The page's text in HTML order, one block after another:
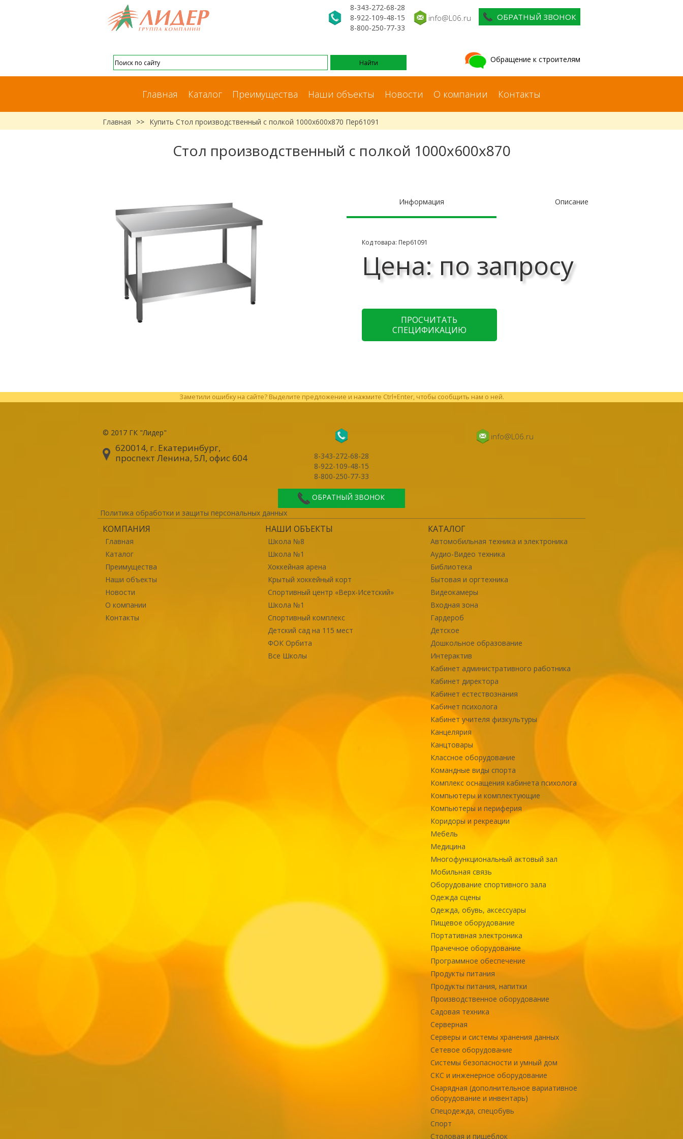
8-343-272-68-28
8-922-109-48-15
8-800-250-77-33
info@L06.ru ОБРАТНЫЙ ЗВОНОК
Обращение к строителям
Главная Каталог Преимущества Наши объекты Новости О компании Контакты
Главная >> Купить Стол производственный с полкой 1000x600x870 Пер61091
Стол производственный с полкой 1000x600x870
Информация Описание
Код товара: Пер61091
Цена: по запросу
ПРОСЧИТАТЬ
СПЕЦИФИКАЦИЮ
Заметили ошибку на сайте? Выделите предложение и нажмите Ctrl+Enter, чтобы сообщить нам о ней.
© 2017 ГК "Лидер"
620014, г. Екатеринбург,
проспект Ленина, 5Л, офис 604
8-343-272-68-28
8-922-109-48-15
8-800-250-77-33
ОБРАТНЫЙ ЗВОНОК
info@L06.ru
Политика обработки и защиты персональных данных
КОМПАНИЯ
Главная
Каталог
Преимущества
Наши объекты
Новости
О компании
Контакты
НАШИ ОБЪЕКТЫ
Школа №8
Школа №1
Хоккейная арена
Крытый хоккейный корт
Спортивный центр «Верх-Исетский»
Школа №1
Спортивный комплекс
Детский сад на 115 мест
ФОК Орбита
Все Школы
КАТАЛОГ
Автомобильная техника и электроника
Аудио-Видео техника
Библиотека
Бытовая и оргтехника
Видеокамеры
Входная зона
Гардероб
Детское
Дошкольное образование
Интерактив
Кабинет административного работника
Кабинет директора
Кабинет естествознания
Кабинет психолога
Кабинет учителя физкультуры
Канцелярия
Канцтовары
Классное оборудование
Командные виды спорта
Комплекс оснащения кабинета психолога
Компьютеры и комплектующие
Компьютеры и периферия
Коридоры и рекреации
Мебель
Медицина
Многофункциональный актовый зал
Мобильная связь
Оборудование спортивного зала
Одежда сцены
Одежда, обувь, аксессуары
Пищевое оборудование
Портативная электроника
Прачечное оборудование
Программное обеспечение
Продукты питания
Продукты питания, напитки
Производственное оборудование
Садовая техника
Серверная
Серверы и системы хранения данных
Сетевое оборудование
Системы безопасности и умный дом
СКС и инженерное оборудование
Снарядная (дополнительное вариативное
оборудование и инвентарь)
Спецодежда, спецобувь
Спорт
Столовая и пищеблок